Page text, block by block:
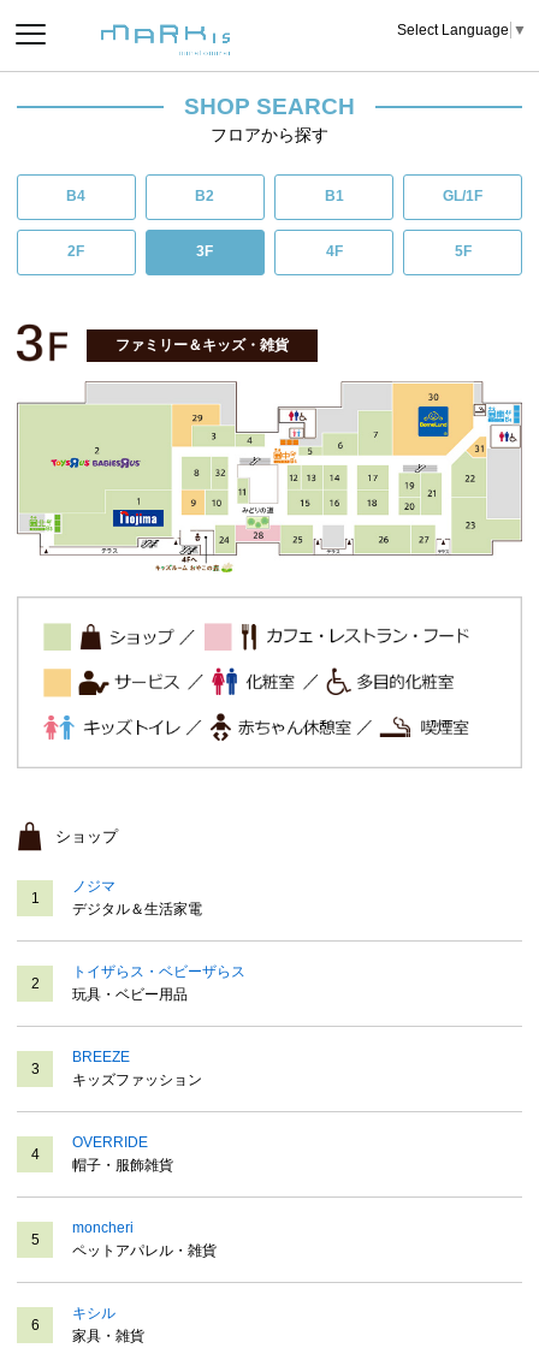
Select Language ▼
SHOP SEARCH
フロアから探す
B4 B2 B1 GL/1F
2F 3F 4F 5F
ファミリー＆キッズ・雑貨
ショップ
1
ノジマ
デジタル＆生活家電
2
トイザらス・ベビーザらス
玩具・ベビー用品
3
BREEZE
キッズファッション
4
OVERRIDE
帽子・服飾雑貨
5
moncheri
ペットアパレル・雑貨
6
キシル
家具・雑貨